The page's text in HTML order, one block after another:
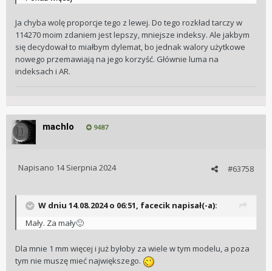
Ja chyba wolę proporcje tego z lewej. Do tego rozkład tarczy w
114270 moim zdaniem jest lepszy, mniejsze indeksy. Ale jakbym
się decydował to miałbym dylemat, bo jednak walory użytkowe
nowego przemawiają na jego korzyść. Głównie luma na
indeksach i AR.
machlo 9487
#63758
Napisano 14 Sierpnia 2024
W dniu 14.08.2024 o 06:51, facecik napisał(-a):
Mały. Za mały🙂
Dla mnie 1 mm więcej i już byłoby za wiele w tym modelu, a poza
tym nie muszę mieć największego.